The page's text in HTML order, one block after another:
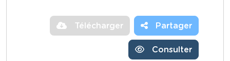
Télécharger Partager
Consulter